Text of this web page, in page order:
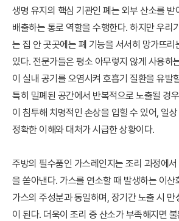
생명 유지의 핵심 기관인 폐는 외부 산소를
배출하는 통로 역할을 수행한다. 하지만 우리
는 집 안 곳곳에는 폐 기능을 서서히 망가뜨리
있다. 전문가들은 평소 아무렇지 않게 사용하
이 실내 공기를 오염시켜 호흡기 질환을 유발
특히 밀폐된 공간에서 반복적으로 노출될 경
이 침투해 치명적인 손상을 입힐 수 있어, 일
정확한 이해와 대처가 시급한 상황이다.
주방의 필수품인 가스레인지는 조리 과정에
을 쏟아낸다. 가스를 연소할 때 발생하는 이산
가스의 주성분과 동일하며, 장기간 노출 시 만
이 된다. 더욱이 조리 중 산소가 부족해지면